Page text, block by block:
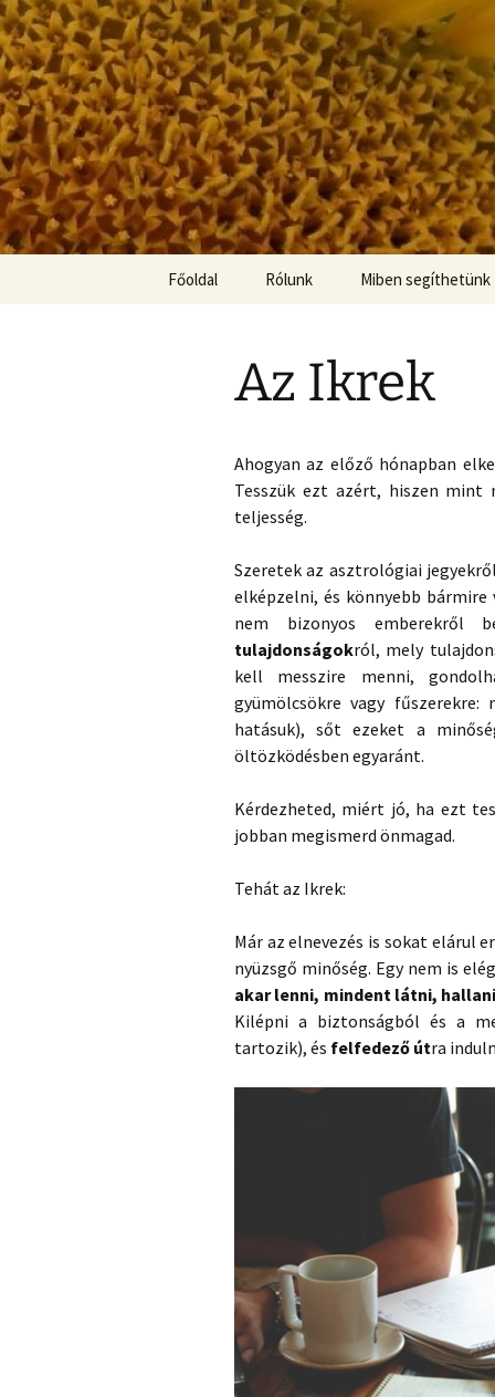
Ugrás
Főoldal Rólunk
Radnai László
Miben segíthetünk
Coaching
Holisztikus masszázs
Az Ikrek
Ahogyan az előző hónapban
Tesszük ezt azért, hiszen mint
teljesség.
Szeretek az asztrológiai jegyekről
elképzelni, és könnyebb
nem bizonyos emberekről
tulajdonságokról, mely
kell messzire menni,
gyümölcsökre vagy
hatásuk), sőt ezeket a
öltözködésben egyaránt.
Kérdezheted, miért jó, ha ezt
jobban megismerd önmagad.
Tehát az Ikrek:
Már az elnevezés is sokat elárul
nyüzsgő minőség. Egy nem is
akar lenni, mindent látni,
Kilépni a biztonságból és a
tartozik), és felfedező útra